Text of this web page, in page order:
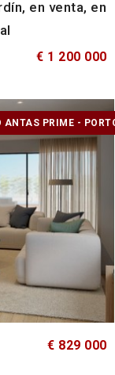
en venta, en
€ 1 200 000
ANTAS PRIME -
€ 829 000